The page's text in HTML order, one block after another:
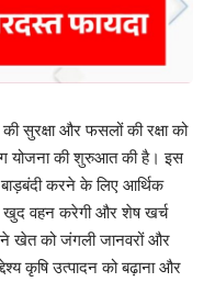
की सुरक्षा और फसलों की रक्षा को
योजना की शुरुआत की है। इस
करने के लिए आर्थिक
खुद वहन करेगी और शेष खर्च
खेत को जंगली जानवरों और
कृषि उत्पादन को बढ़ाना और